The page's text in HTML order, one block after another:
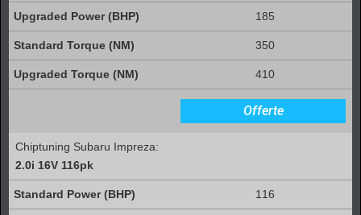
185
350
410
Offerte
Chiptuning Subaru Impreza:
2.0i 16V 116pk
116